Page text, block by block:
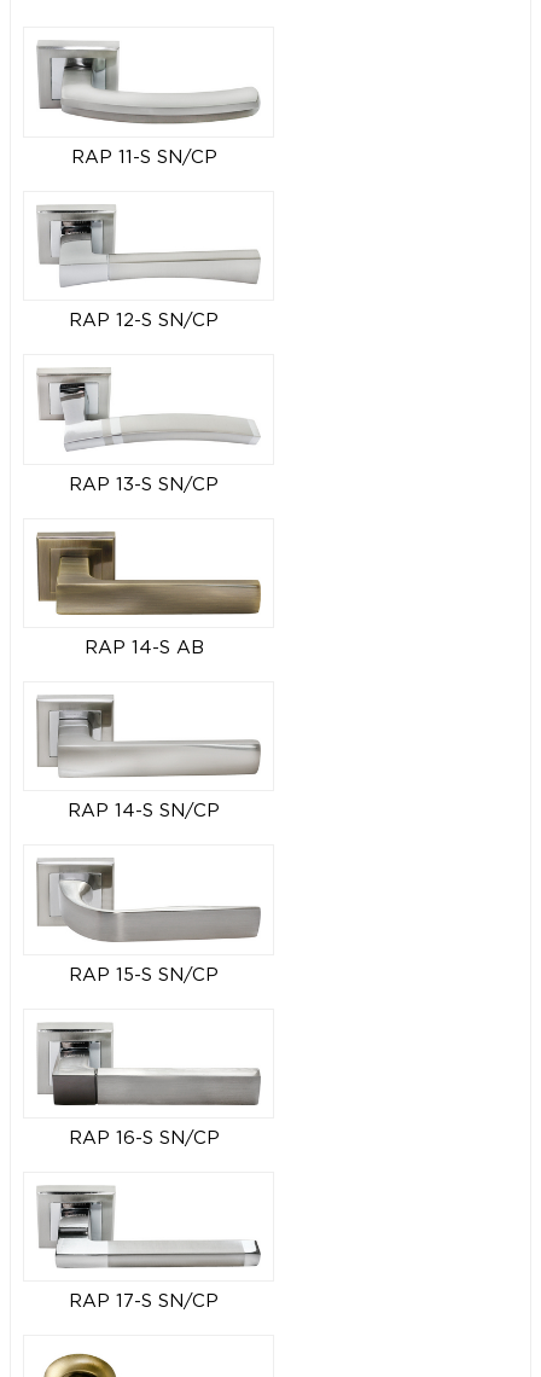
RAP 11-S SN/CP
RAP 12-S SN/CP
RAP 13-S SN/CP
RAP 14-S AB
RAP 14-S SN/CP
RAP 15-S SN/CP
RAP 16-S SN/CP
RAP 17-S SN/CP